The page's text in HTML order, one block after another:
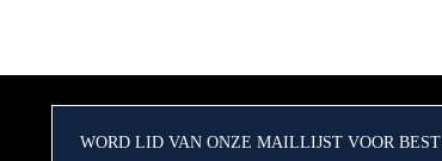
WORD LID VAN ONZE MAILLIJST VOOR BEST